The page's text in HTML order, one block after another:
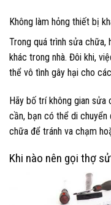
Không làm hỏng thiết bị
Trong quá trình sửa chữa,
khác trong nhà. Đôi khi,
thể vô tình gây hại cho
Hãy bố trí không gian sửa
cần, bạn có thể di
chữa để tránh va chạm
Khi nào nên gọi thợ